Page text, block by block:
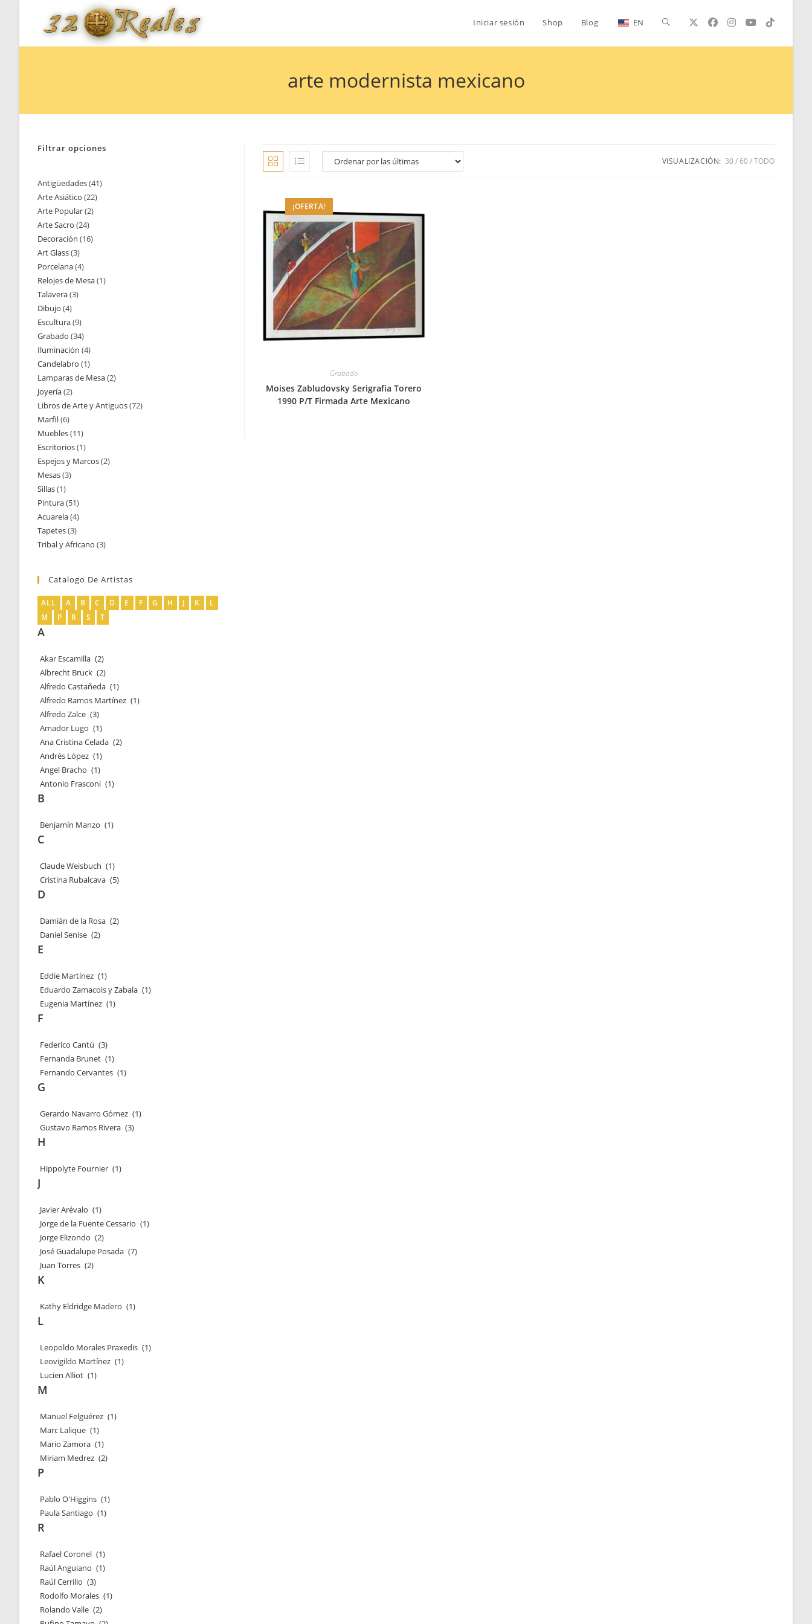
Iniciar sesión Shop Blog EN Alternar
de
la
arte modernista mexicano
VISUALIZACIÓN: 30 60 TODO
¡OFERTA!
Grabado
Moises Zabludovsky Serigrafia Torero
1990 P/T Firmada Arte Mexicano
Filtrar opciones
Antigüedades 4141
Arte Asiático 2222
Arte Popular 22
Arte Sacro 2424
productos
Decoración 1616
Art Glass 33
productos
Porcelana 44
productos
Relojes de Mesa 11
Talavera 33
Dibujo 44
productos
Escultura 99
productos
Grabado 3434
productos
Iluminación 44
productos
Candelabro 11
producto
Lamparas de Mesa 22
Joyería 22
productos
Libros de Arte y Antiguos 7272
Marfil 66
productos
Muebles 1111
productos
Escritorios 11
producto
Espejos y Marcos 22
Mesas 33
Sillas 11
producto
Pintura 5151
productos
Acuarela 44
productos
Tapetes 33
productos
Tribal y Africano 33
Catalogo De Artistas
ALL A B C D E F G H J K
L
M
P R S T
A
Akar Escamilla (2)
Albrecht Bruck (2)
Alfredo Castañeda (1)
Alfredo Ramos Martínez (1)
Alfredo Zalce (3)
Amador Lugo (1)
Ana Cristina Celada (2)
Andrés López (1)
Angel Bracho (1)
Antonio Frasconi (1)
B
Benjamín Manzo (1)
C
Claude Weisbuch (1)
Cristina Rubalcava (5)
D
Damián de la Rosa (2)
Daniel Senise (2)
E
Eddie Martínez (1)
Eduardo Zamacois y Zabala (1)
Eugenia Martínez (1)
F
Federico Cantú (3)
Fernanda Brunet (1)
Fernando Cervantes (1)
G
Gerardo Navarro Gómez (1)
Gustavo Ramos Rivera (3)
H
Hippolyte Fournier (1)
J
Javier Arévalo (1)
Jorge de la Fuente Cessario (1)
Jorge Elizondo (2)
José Guadalupe Posada (7)
Juan Torres (2)
K
Kathy Eldridge Madero (1)
L
Leopoldo Morales Praxedis (1)
Leovigildo Martínez (1)
Lucien Alliot (1)
M
Manuel Felguérez (1)
Marc Lalique (1)
Mario Zamora (1)
Miriam Medrez (2)
P
Pablo O'Higgins (1)
Paula Santiago (1)
R
Rafael Coronel (1)
Raúl Anguiano (1)
Raúl Cerrillo (3)
Rodolfo Morales (1)
Rolando Valle (2)